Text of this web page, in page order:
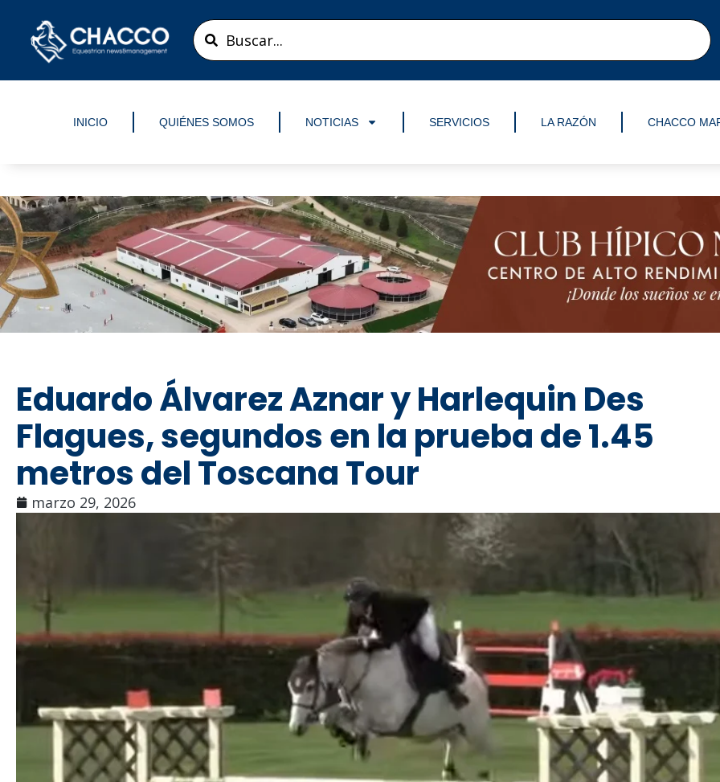
contenido
Search
...
INICIO QUIÉNES SOMOS NOTICIAS SERVICIOS LA RAZÓN CHACCO
Eduardo Álvarez Aznar y Harlequin Des
Flagues, segundos en la prueba de 1.45
metros del Toscana Tour
marzo 29, 2026